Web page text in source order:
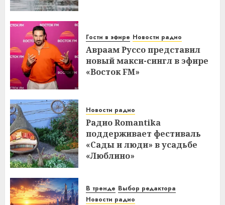
Гости в эфире Новости радио
Авраам Руссо представил
новый макси-сингл в эфире
«Восток FM»
Новости радио
Радио Romantika
поддерживает фестиваль
«Сады и люди» в усадьбе
«Люблино»
В тренде Выбор редактора
Новости радио